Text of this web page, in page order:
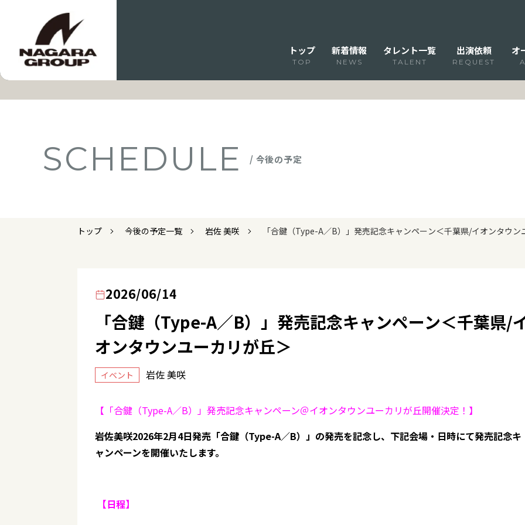
トップ
TOP
新着情報
NEWS
タレント一覧
TALENT
出演依頼
REQUEST
オ
SCHEDULE / 今後の予定
トップ 今後の予定一覧 岩佐 美咲 「合鍵（Type-A／B）」発売記念キャンペーン＜千葉県/イオンタウン
2026/06/14
「合鍵（Type-A／B）」発売記念キャンペーン＜千葉県/
オンタウンユーカリが丘＞
イベント 岩佐 美咲
【「合鍵（Type-A／B）」発売記念キャンペーン＠イオンタウンユーカリが丘開催決定！】
岩佐美咲2026年2月4日発売「合鍵（Type-A／B）」の発売を記念し、下記会場・日時にて発売記念キ
ャンペーンを開催いたします。
【日程】